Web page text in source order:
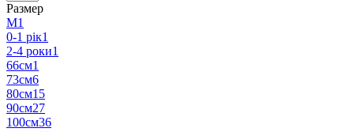
Размер
M1
0-1 рік1
2-4 роки1
66см1
73см6
80см15
90см27
100см36